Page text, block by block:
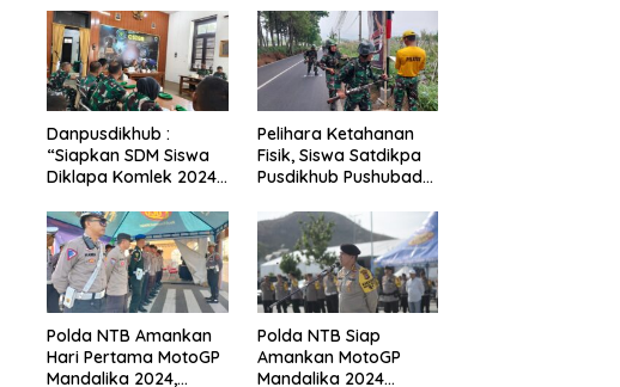
Danpusdikhub :
“Siapkan SDM Siswa
Diklapa Komlek 2024
Pelihara Ketahanan
Fisik, Siswa Satdikpa
Pusdikhub Pushubad
Polda NTB Amankan
Hari Pertama MotoGP
Mandalika 2024,
Polda NTB Siap
Amankan MotoGP
Mandalika 2024